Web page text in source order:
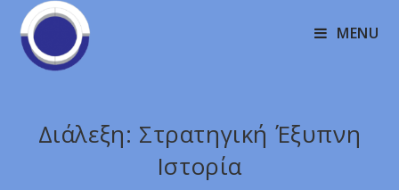
MENU
Διάλεξη: Στρατηγική Έξυπνη
Ιστορία